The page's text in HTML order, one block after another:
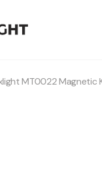
MT0022 Magnetic